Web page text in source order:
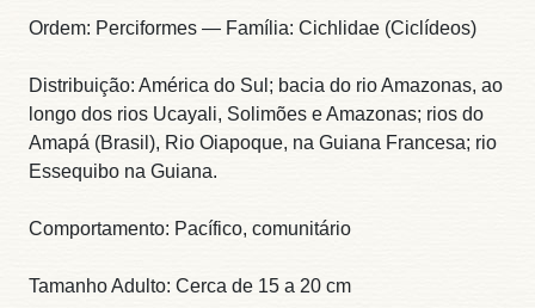
Ordem: Perciformes — Família: Cichlidae (Ciclídeos)
Distribuição: América do Sul; bacia do rio Amazonas, ao
longo dos rios Ucayali, Solimões e Amazonas; rios do
Amapá (Brasil), Rio Oiapoque, na Guiana Francesa; rio
Essequibo na Guiana.
Comportamento: Pacífico, comunitário
Tamanho Adulto: Cerca de 15 a 20 cm